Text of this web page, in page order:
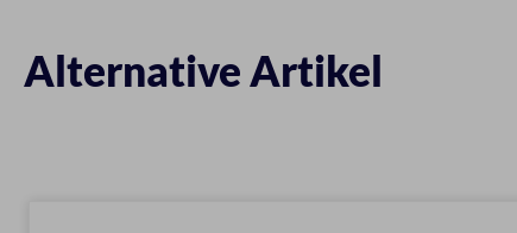
Alternative Artikel